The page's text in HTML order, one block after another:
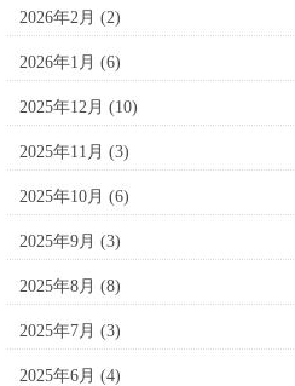
2026年2月 (2)
2026年1月 (6)
2025年12月 (10)
2025年11月 (3)
2025年10月 (6)
2025年9月 (3)
2025年8月 (8)
2025年7月 (3)
2025年6月 (4)